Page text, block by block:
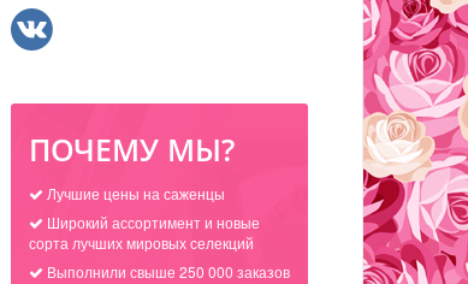
ПОЧЕМУ МЫ?
Лучшие цены на саженцы
Широкий ассортимент и новые
сорта лучших мировых селекций
Выполнили свыше 250 000 заказов